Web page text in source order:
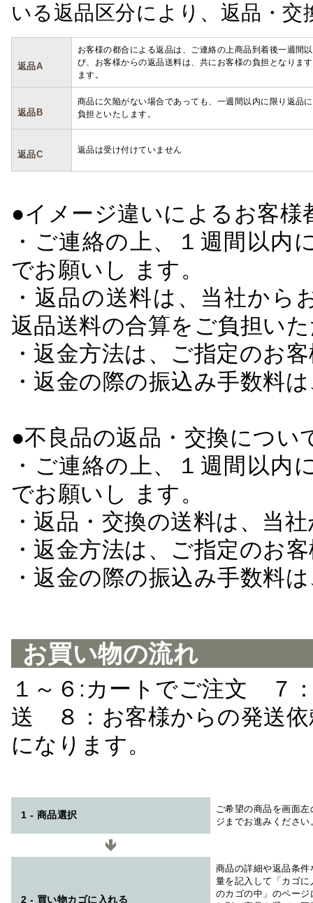
いる返品区分により、返品・
返品A
お客様の都合による返品は、ご連絡の上商品到着後一週間
び、お客様からの返品送料は、共にお客様の負担となりま
ます。
返品B
商品に欠陥がない場合であっても、一週間以内に限り返品
負担といたします。
返品C 返品は受け付けていません
●イメージ違いによるお客
・ご連絡の上、１週間以
でお願いし ます。
・返品の送料は、当社か
返品送料の合算をご負担い
・返金方法は、ご指定のお
・返金の際の振込み手数料
●不良品の返品・交換につい
・ご連絡の上、１週間以
でお願いし ます。
・返品・交換の送料は、当
・返金方法は、ご指定のお
・返金の際の振込み手数料
お買い物の流れ
１～６:カートでご注文 ７
送 ８：お客様からの発送
になります。
1 - 商品選択
ご希望の商品を画面
ジまでお進みください
2 - 買い物カゴに入れる
商品の詳細や返品条
量を記入して「カゴ
のカゴの中」のペー